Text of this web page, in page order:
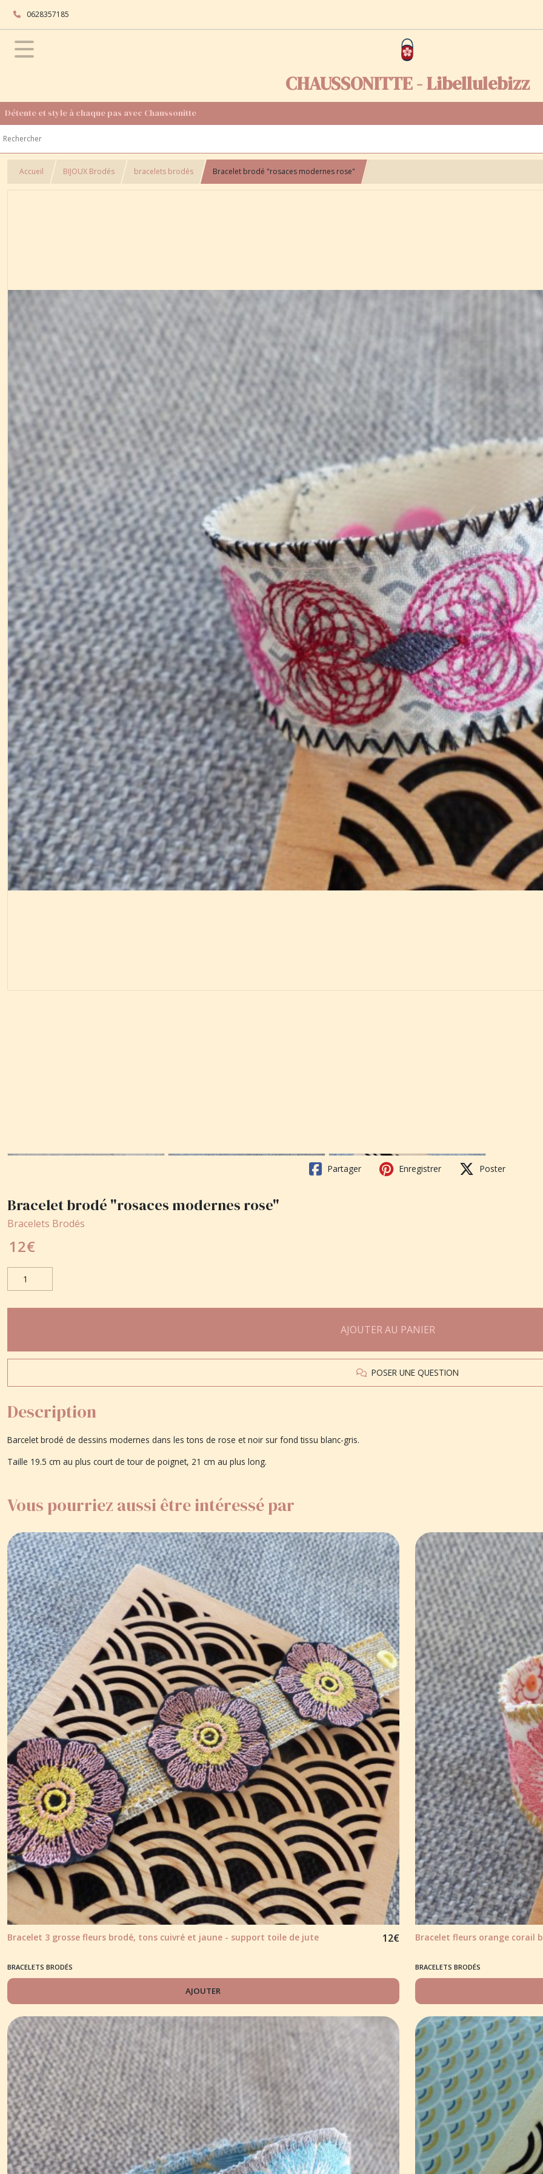
0628357185
CHAUSSONITTE - Libellulebizz
Détente et style à chaque pas avec Chaussonitte
Accueil BIJOUX Brodés bracelets brodés Bracelet brodé "rosaces modernes rose"
Partager Enregistrer Poster
Bracelet brodé "rosaces modernes rose"
Bracelets Brodés
12€
AJOUTER AU PANIER
POSER UNE QUESTION
Description
Barcelet brodé de dessins modernes dans les tons de rose et noir sur fond tissu blanc-gris.
Taille 19.5 cm au plus court de tour de poignet, 21 cm au plus long.
Vous pourriez aussi être intéressé par
Bracelet 3 grosse fleurs brodé, tons cuivré et jaune - support toile de jute 12€
BRACELETS BRODÉS
AJOUTER
Bracelet fleurs orange corail
BRACELETS BRODÉS